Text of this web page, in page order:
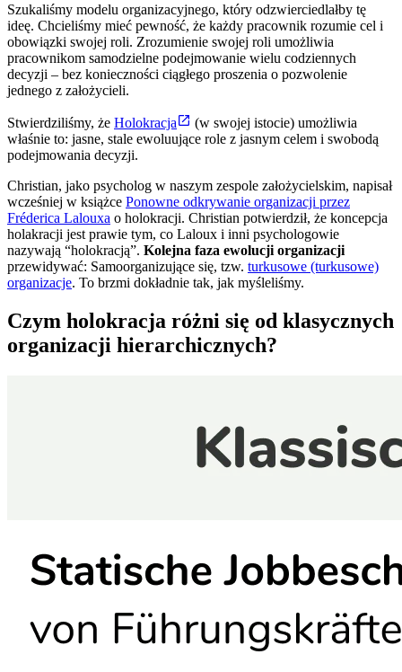
Szukaliśmy modelu organizacyjnego, który odzwierciedlałby tę
ideę. Chcieliśmy mieć pewność, że każdy pracownik rozumie cel i
obowiązki swojej roli. Zrozumienie swojej roli umożliwia
pracownikom samodzielne podejmowanie wielu codziennych
decyzji – bez konieczności ciągłego proszenia o pozwolenie
jednego z założycieli.
Stwierdziliśmy, że Holokracja
(w swojej istocie) umożliwia
właśnie to: jasne, stale ewoluujące role z jasnym celem i swobodą
podejmowania decyzji.
Christian, jako psycholog w naszym zespole założycielskim, napisał
wcześniej w książce Ponowne odkrywanie organizacji przez
Fréderica Lalouxa o holokracji. Christian potwierdził, że koncepcja
holakracji jest prawie tym, co Laloux i inni psychologowie
nazywają “holokracją”. Kolejna faza ewolucji organizacji
przewidywać: Samoorganizujące się, tzw. turkusowe (turkusowe)
organizacje. To brzmi dokładnie tak, jak myśleliśmy.
Czym holokracja różni się od klasycznych
organizacji hierarchicznych?